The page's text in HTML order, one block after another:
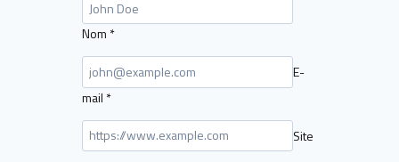
Nom *
E-
mail *
Site